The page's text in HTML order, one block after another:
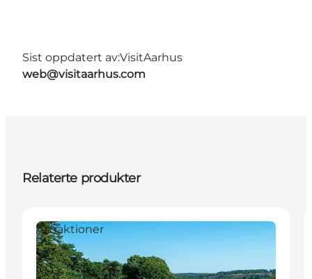
Sist oppdatert av:VisitAarhus
web@visitaarhus.com
Relaterte produkter
Attraktioner